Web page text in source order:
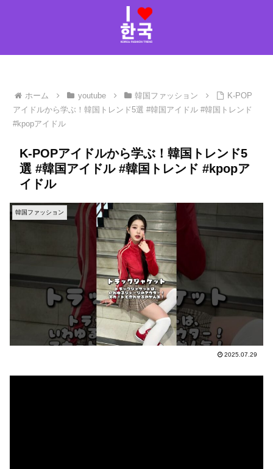
ホーム youtube 韓国ファッション
K-POP
アイドルから学ぶ！韓国トレンド5選 #韓国アイドル #韓国トレンド
#kpopアイドル
K-POPアイドルから学ぶ！韓国トレンド5
選 #韓国アイドル #韓国トレンド #kpopア
イドル
韓国ファッション
2025.07.29